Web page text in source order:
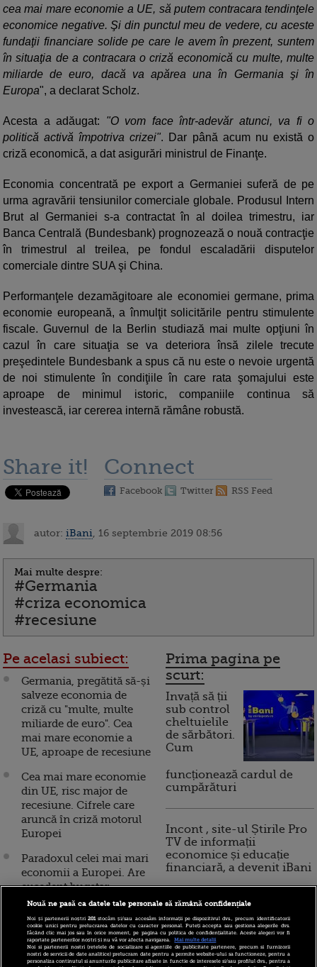
cea mai mare economie a UE, să putem contracara tendinţele
economice negative. Şi din punctul meu de vedere, cu aceste
fundaţii financiare solide pe care le avem în prezent, suntem
în situaţia de a contracara o criză economică cu multe, multe
miliarde de euro, dacă va apărea una în Germania şi în
Europa", a declarat Scholz.
Acesta a adăugat: "O vom face într-adevăr atunci, va fi o
politică activă împotriva crizei". Dar până acum nu există o
criză economică, a dat asigurări ministrul de Finanţe.
Economia concentrată pe export a Germaniei suferă de pe
urma agravării tensiunilor comerciale globale. Produsul Intern
Brut al Germaniei s-a contractat în al doilea trimestru, iar
Banca Centrală (Bundesbank) prognozează o nouă contracţie
în trimestrul al treilea, pe fondul escaladării disputelor
comerciale dintre SUA şi China.
Performanţele dezamăgitoare ale economiei germane, prima
economie europeană, a înmulţit solicitările pentru stimulente
fiscale. Guvernul de la Berlin studiază mai multe opţiuni în
cazul în care situaţia se va deteriora însă zilele trecute
preşedintele Bundesbank a spus că nu este o nevoie urgentă
de noi stimulente în condiţiile în care rata şomajului este
aproape de minimul istoric, companiile continua să
investească, iar cererea internă rămâne robustă.
Share it! Connect
Facebook Twitter RSS Feed
autor: iBani , 16 septembrie 2019 08:56
Mai multe despre:
#Germania
#criza economica
#recesiune
Pe acelasi subiect:
Germania, pregătită să-și
salveze economia de
criză cu "multe, multe
miliarde de euro". Cea
mai mare economie a
UE, aproape de recesiune
Cea mai mare economie
din UE, risc major de
recesiune. Cifrele care
aruncă în criză motorul
Europei
Paradoxul celei mai mari
economii a Europei. Are
excedent bugetar
echivalent cu 2,7% din
PIB, dar se îndreaptă spre
recesiune
Cea mai mare economie
Prima pagina pe
scurt:
Invață să ții
sub control
cheltuielile
de sărbători.
Cum
funcționează cardul de
cumpărături
Incont , site-ul Știrile Pro
TV de informații
economice și educație
financiară, a devenit iBani
10 reguli pentru decizii
financiare inteligente
Nouă ne pasă ca datele tale personale să rămână confidențiale
Noi și partenerii noștri201stocăm și/sau accesăm informații pe dispozitivul dvs., precum identificatorii
cookie unici pentru prelucrarea datelor cu caracter personal. Puteți accepta sau gestiona alegerile dvs.
făcând clic mai jos sau în orice moment, pe pagina cu politica de confidențialitate. Aceste alegeri vor fi
raportate partenerilor noștri și nu vă vor afecta navigarea.
Mai multe detalii
Noi si partenerii nostri (retelele de socializare si agentiile de publicitate partenere, precum si furnizorii
nostri de servicii de date analitice) prelucram date pentru a permite website-ului sa functioneze, pentru a
personaliza continutul si anunturile publicitare afisate in functie de interesele si/sau profilul dvs., pentru a